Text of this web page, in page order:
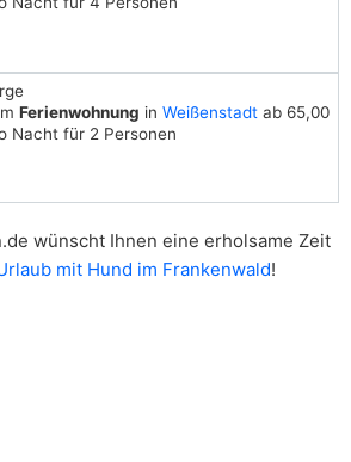
Ferienwohnung in Weißenstadt ab 65,00
Nacht für 2 Personen
wünscht Ihnen eine erholsame Zeit
mit Hund im Frankenwald!